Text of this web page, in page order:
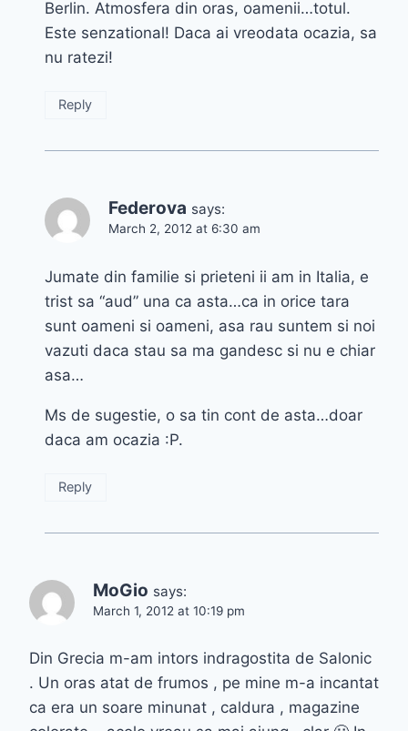
Berlin. Atmosfera din oras, oamenii…totul.
Este senzational! Daca ai vreodata ocazia, sa
nu ratezi!
Reply
Federova says:
March 2, 2012 at 6:30 am
Jumate din familie si prieteni ii am in Italia, e
trist sa “aud” una ca asta…ca in orice tara
sunt oameni si oameni, asa rau suntem si noi
vazuti daca stau sa ma gandesc si nu e chiar
asa…
Ms de sugestie, o sa tin cont de asta…doar
daca am ocazia :P.
Reply
MoGio says:
March 1, 2012 at 10:19 pm
Din Grecia m-am intors indragostita de Salonic
. Un oras atat de frumos , pe mine m-a incantat
ca era un soare minunat , caldura , magazine